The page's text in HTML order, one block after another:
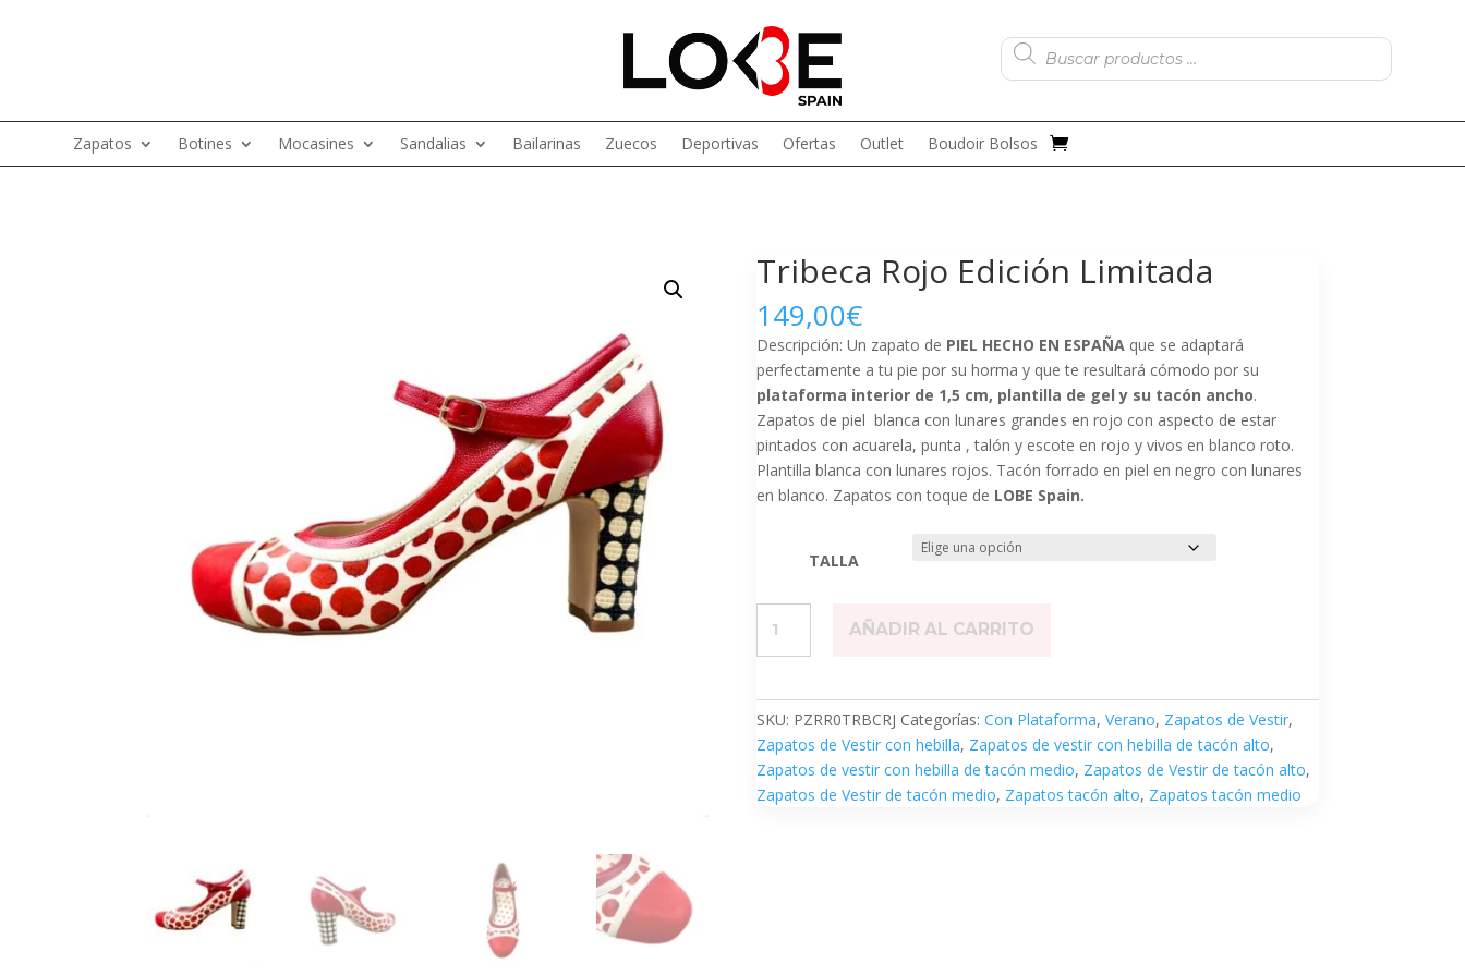
Búsqueda
de
productos
Zapatos Botines Mocasines Sandalias Bailarinas Zuecos Deportivas Ofertas Outlet Boudoir Bolsos
Tribeca Rojo Edición Limitada
149,00€
Descripción: Un zapato de PIEL HECHO EN ESPAÑA que se adaptará
perfectamente a tu pie por su horma y que te resultará cómodo por su
plataforma interior de 1,5 cm, plantilla de gel y su tacón ancho.
Zapatos de piel blanca con lunares grandes en rojo con aspecto de estar
pintados con acuarela, punta , talón y escote en rojo y vivos en blanco roto.
Plantilla blanca con lunares rojos. Tacón forrado en piel en negro con lunares
en blanco. Zapatos con toque de LOBE Spain.
TALLA
Rojo
cantidad
AÑADIR AL CARRITO
SKU: PZRR0TRBCRJ Categorías: Con Plataforma, Verano, Zapatos de Vestir,
Zapatos de Vestir con hebilla, Zapatos de vestir con hebilla de tacón alto,
Zapatos de vestir con hebilla de tacón medio, Zapatos de Vestir de tacón alto,
Zapatos de Vestir de tacón medio, Zapatos tacón alto, Zapatos tacón medio